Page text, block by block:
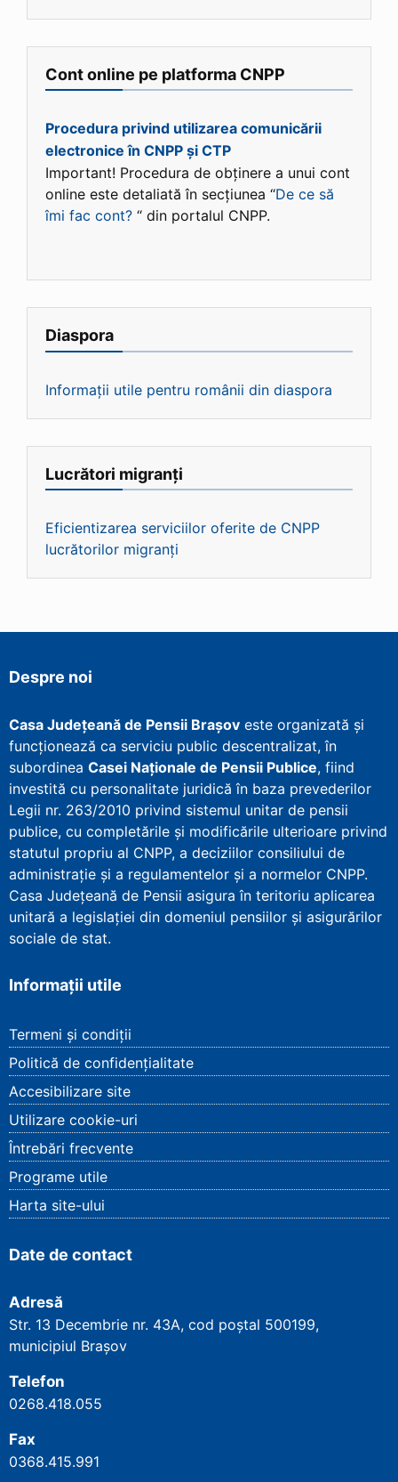
Cont online pe platforma CNPP
Procedura privind utilizarea comunicării
electronice în CNPP și CTP
Important! Procedura de obținere a unui cont
online este detaliată în secțiunea “De ce să
îmi fac cont? “ din portalul CNPP.
Diaspora
Informații utile pentru românii din diaspora
Lucrători migranți
Eficientizarea serviciilor oferite de CNPP
lucrătorilor migranți
Despre noi
Casa Județeană de Pensii Brașov este organizată și
funcționează ca serviciu public descentralizat, în
subordinea Casei Naționale de Pensii Publice, fiind
investită cu personalitate juridică în baza prevederilor
Legii nr. 263/2010 privind sistemul unitar de pensii
publice, cu completările și modificările ulterioare privind
statutul propriu al CNPP, a deciziilor consiliului de
administrație și a regulamentelor și a normelor CNPP.
Casa Județeană de Pensii asigura în teritoriu aplicarea
unitară a legislației din domeniul pensiilor și asigurărilor
sociale de stat.
Informații utile
Termeni și condiții
Politică de confidențialitate
Accesibilizare site
Utilizare cookie-uri
Întrebări frecvente
Programe utile
Harta site-ului
Date de contact
Adresă
Str. 13 Decembrie nr. 43A, cod poștal 500199,
municipiul Brașov
Telefon
0268.418.055
Fax
0368.415.991